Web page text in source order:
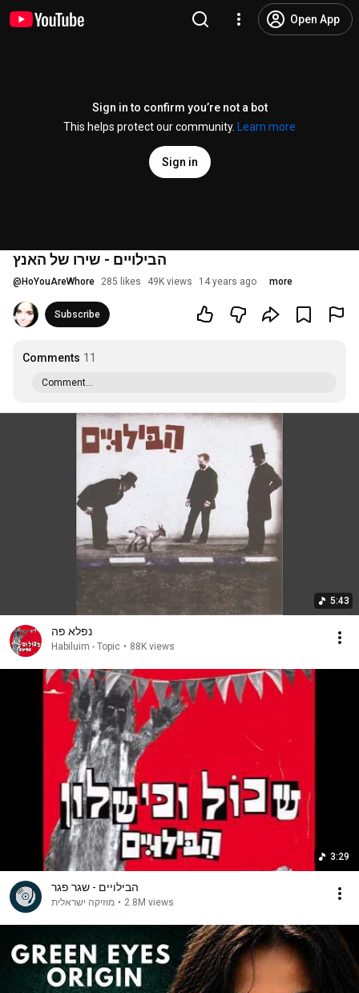
Open App
Sign in to confirm you’re not a bot
This helps protect our community.
Learn more
Sign in
הבילויים - שירו של האנץ
@ HoYouAreWhore 285 likes 49K views 14 years ago more
Subscribe
Comments 11
Comment...
5:43
נפלא פה
Habiluim - Topic • 88K views
3:29
הבילויים - שגר פגר
מוזיקה ישראלית • 2.8M views